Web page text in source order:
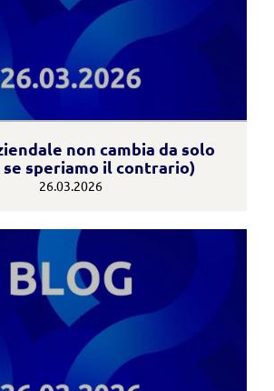
non cambia da solo
se speriamo il contrario)
26.03.2026